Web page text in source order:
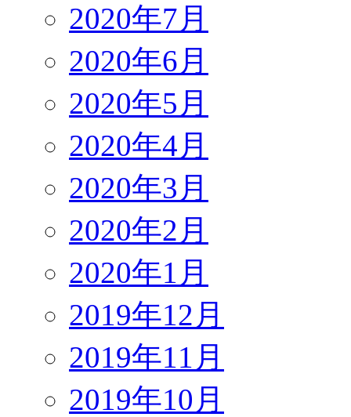
2020年7月
2020年6月
2020年5月
2020年4月
2020年3月
2020年2月
2020年1月
2019年12月
2019年11月
2019年10月